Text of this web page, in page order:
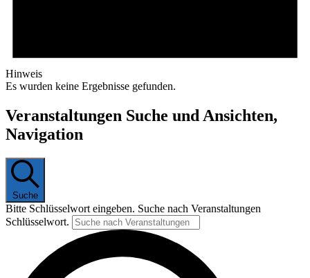
Hinweis
Es wurden keine Ergebnisse gefunden.
Veranstaltungen Suche und Ansichten,
Navigation
Suche
Bitte Schlüsselwort eingeben. Suche nach Veranstaltungen
Schlüsselwort.